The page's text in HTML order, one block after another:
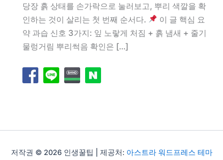
당장 흙 상태를 손가락으로 눌러보고, 뿌리 색깔을 확
인하는 것이 살리는 첫 번째 순서다.
이 글 핵심 요
약 과습 신호 3가지: 잎 노랗게 처짐 + 흙 냄새 + 줄기
물렁거림 뿌리썩음 확인은 […]
저작권 © 2026 인생꿀팁 | 제공처: 아스트라 워드프레스 테마